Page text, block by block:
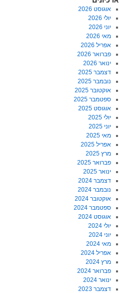
אוגוסט 2026
יולי 2026
יוני 2026
מאי 2026
אפריל 2026
פברואר 2026
ינואר 2026
דצמבר 2025
נובמבר 2025
אוקטובר 2025
ספטמבר 2025
אוגוסט 2025
יולי 2025
יוני 2025
מאי 2025
אפריל 2025
מרץ 2025
פברואר 2025
ינואר 2025
דצמבר 2024
נובמבר 2024
אוקטובר 2024
ספטמבר 2024
אוגוסט 2024
יולי 2024
יוני 2024
מאי 2024
אפריל 2024
מרץ 2024
פברואר 2024
ינואר 2024
דצמבר 2023